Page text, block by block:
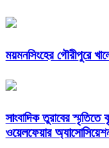
ময়মনসিংহের গৌরীপুরে
সাংবাদিক তুরাবের
ওয়েলফেয়ার